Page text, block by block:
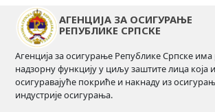
Регистар добровољних
АГЕНЦИЈА ЗА ОСИГУРАЊЕ
РЕПУБЛИКЕ СРПСКЕ
Агенција за осигурање Републике Српске има
надзорну функцију у циљу заштите лица која
осигуравајуће покриће и накнаду из
индустрије осигурања.